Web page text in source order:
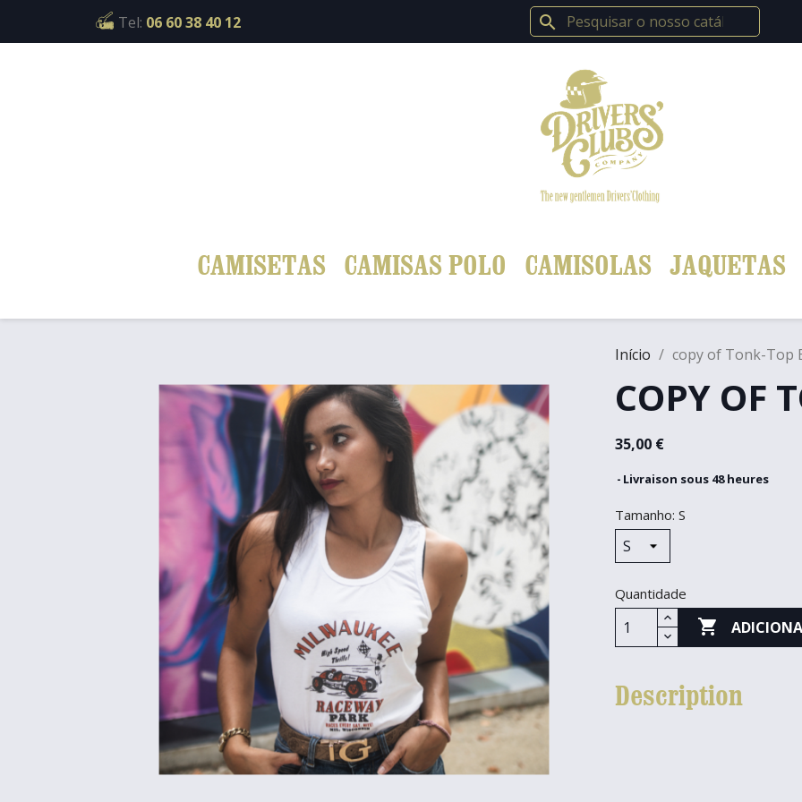
Tel: 06 60 38 40 12 search
CAMISETAS CAMISAS POLO CAMISOLAS JAQUETAS
Início copy of Tonk-Top
COPY OF
35,00 €
Livraison sous 48 heures
Tamanho: S
Quantidade

Description
Cookies management panel